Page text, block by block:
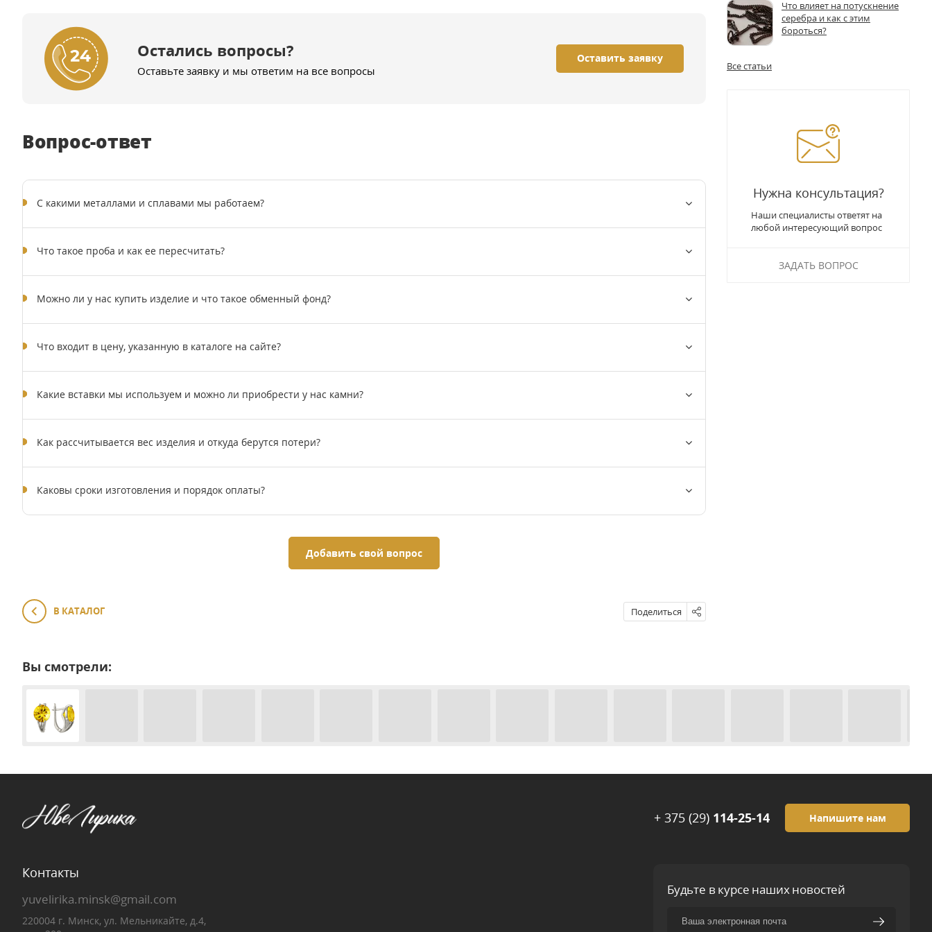
Остались вопросы?
Оставьте заявку и мы ответим на все вопросы
Оставить заявку
Вопрос-ответ
C какими металлами и сплавами мы работаем?
Что такое проба и как ее пересчитать?
Можно ли у нас купить изделие и что такое обменный фонд?
Что входит в цену, указанную в каталоге на сайте?
Какие вставки мы используем и можно ли приобрести у нас камни?
Как рассчитывается вес изделия и откуда берутся потери?
Каковы сроки изготовления и порядок оплаты?
Добавить свой вопрос
В КАТАЛОГ Поделиться
Что влияет на потускнение
серебра и как с этим
бороться?
Все статьи
Нужна консультация?
Наши специалисты ответят на
любой интересующий вопрос
ЗАДАТЬ ВОПРОС
Вы смотрели:
+ 375 (29) 114-25-14 Напишите нам
Контакты
yuvelirika.minsk@gmail.com
220004 г. Минск, ул. Мельникайте, д.4,
Будьте в курсе наших новостей